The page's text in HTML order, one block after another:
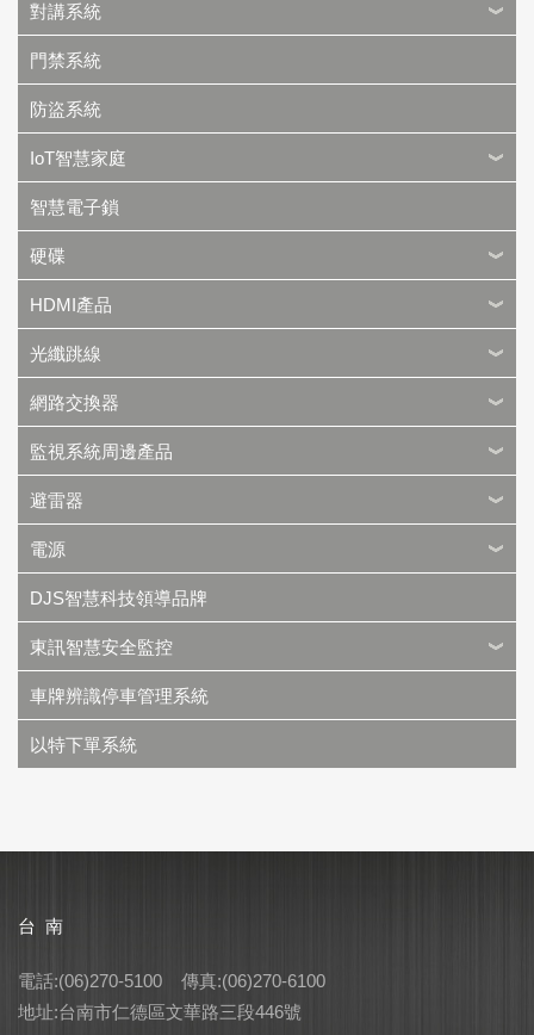
對講系統
門禁系統
防盜系統
IoT智慧家庭
智慧電子鎖
硬碟
HDMI產品
光纖跳線
網路交換器
監視系統周邊產品
避雷器
電源
DJS智慧科技領導品牌
東訊智慧安全監控
車牌辨識停車管理系統
以特下單系統
台 南
電話:(06)270-5100 傳真:(06)270-6100
地址:台南市仁德區文華路三段446號